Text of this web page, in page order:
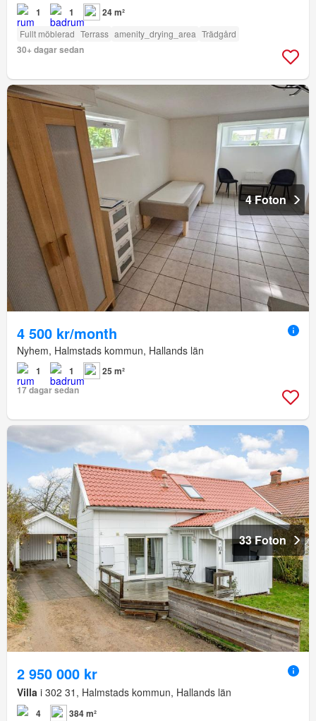
1 1 24 m²
Fullt möblerad Terrass amenity_drying_area Trädgård
30+ dagar sedan
4 Foton
4 500 kr/month
Nyhem, Halmstads kommun, Hallands län
1 1
25 m²
17 dagar sedan
33 Foton
2 950 000 kr
Villa i 302 31, Halmstads kommun, Hallands län
4 384 m²